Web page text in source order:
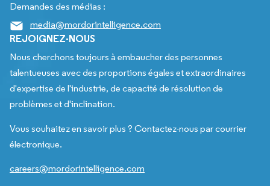
Demandes des médias :
media@mordorintelligence.com
REJOIGNEZ-NOUS
Nous cherchons toujours à embaucher des personnes
talentueuses avec des proportions égales et extraordinaires
d'expertise de l'industrie, de capacité de résolution de
problèmes et d'inclination.
Vous souhaitez en savoir plus ? Contactez-nous par courrier
électronique.
careers@mordorintelligence.com